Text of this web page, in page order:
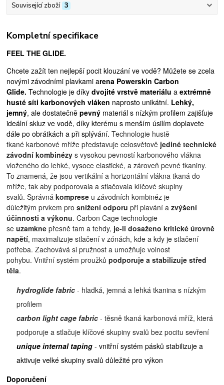
Související zboží 3
Kompletní specifikace
FEEL THE GLIDE.
Chcete zažít ten nejlepší pocit klouzání ve vodě? Můžete se zcela
novými závodními plavkami arena Powerskin Carbon
Glide.Technologie je díkydvojité vrstvě materiálu aextrémně
husté síti karbonových vláken naprosto unikátní. Lehký,
jemný, ale dostatečněpevný materiál s nízkým profilem zajišťuje
ideální skluz ve vodě, díky kterému s menším úsilím doplavete
dále po obrátkách a při splývání.Technologie hustě
tkané karbonové mříže představuje celosvětově jediné technické
závodní kombinézy s vysokou pevností karbonového vlákna
vloženého do lehké, vysoce elastické, a zároveň pevné tkaniny.
Toznamená, že jsou vertikální a horizontální vlákna tkaná do
mříže, tak aby podporovala a stlačovala klíčové skupiny
svalů.Správnákomprese u závodních kombinéz je
důležitým prvkem prosnížení odporu při plavání azvýšení
účinnosti a výkonu. Carbon Cage technologie
seuzamkne přesně tam a tehdy, je-li dosaženo kritické úrovně
napětí, maximalizuje stlačení v zónách, kde a kdy je stlačení
potřeba. Zachovává si pružnost a umožňuje volnost
pohybu. Vnitřní systém proužkůpodporuje a stabilizuje střed
těla.
hydroglide fabric - hladká, jemná a lehká tkanina s nízkým
profilem
carbon light cage fabric - těsně tkaná karbonová mříž, která
podporuje a stlačuje klíčové skupiny svalů bez pocitu sevření
unique internal taping - vnitřní systém pásků stabilizuje a
aktivuje velké skupiny svalů důležité pro výkon
Doporučení